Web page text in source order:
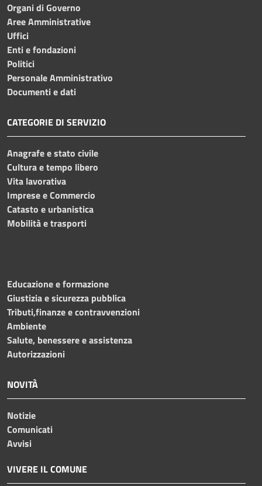
Organi di Governo
Aree Amministrative
Uffici
Enti e fondazioni
Politici
Personale Amministrativo
Documenti e dati
CATEGORIE DI SERVIZIO
Anagrafe e stato civile
Cultura e tempo libero
Vita lavorativa
Imprese e Commercio
Catasto e urbanistica
Mobilità e trasporti
Educazione e formazione
Giustizia e sicurezza pubblica
Tributi,finanze e contravvenzioni
Ambiente
Salute, benessere e assistenza
Autorizzazioni
NOVITÀ
Notizie
Comunicati
Avvisi
VIVERE IL COMUNE